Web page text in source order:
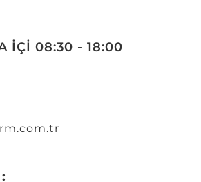
İÇİ 08:30 - 18:00